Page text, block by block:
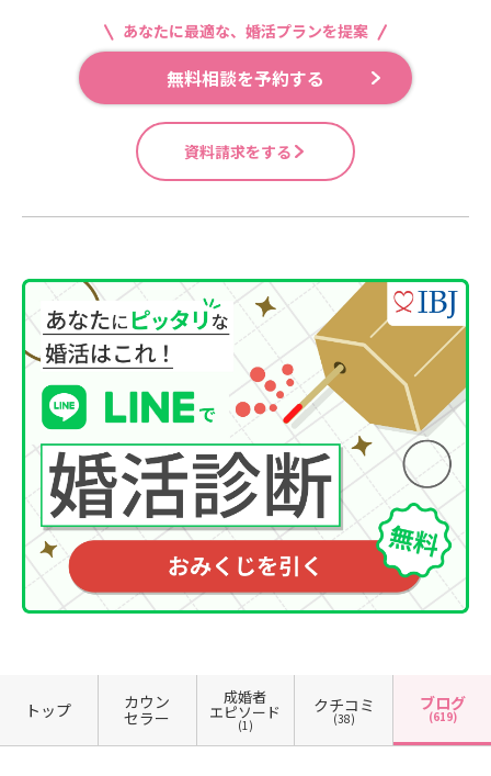
あなたに最適な、婚活プランを提案
無料相談を予約する
資料請求をする
トップ カウン
セラー
成婚者
エピソード
(1)
クチコミ
(38)
ブログ
(619)